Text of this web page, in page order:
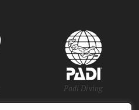
Padi Diving